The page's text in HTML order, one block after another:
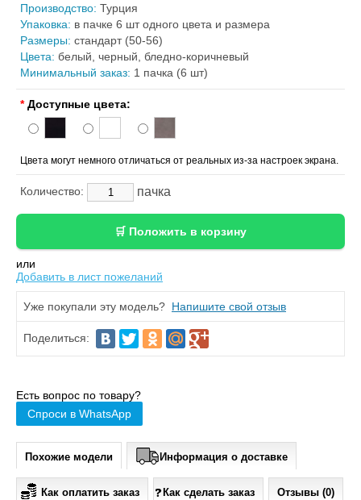
Производство: Турция
Упаковка: в пачке 6 шт одного цвета и размера
Размеры: стандарт (50-56)
Цвета: белый, черный, бледно-коричневый
Минимальный заказ: 1 пачка (6 шт)
* Доступные цвета:
Цвета могут немного отличаться от реальных из-за настроек экрана.
Количество: пачка
или
Добавить в лист пожеланий
Уже покупали эту модель? Напишите свой отзыв
Поделиться:
Есть вопрос по товару?
Спроси в WhatsApp
Похожие модели Информация о доставке
Как оплатить заказ Как сделать заказ Отзывы (0)